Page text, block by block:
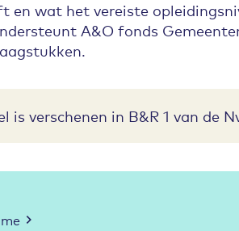
en wat het vereiste
A&O fonds
is verschenen in B&R 1 van de